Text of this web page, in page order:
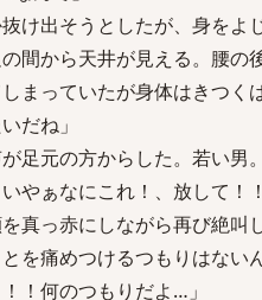
け出そうとしたが、身をよ
間から天井が見える。腰の
まっていたが身体はきつく
だね」
足元の方からした。若い男
いやぁなにこれ！、放して！
真っ赤にしながら再び絶叫し
を痛めつけるつもりはない
！何のつもりだよ…」